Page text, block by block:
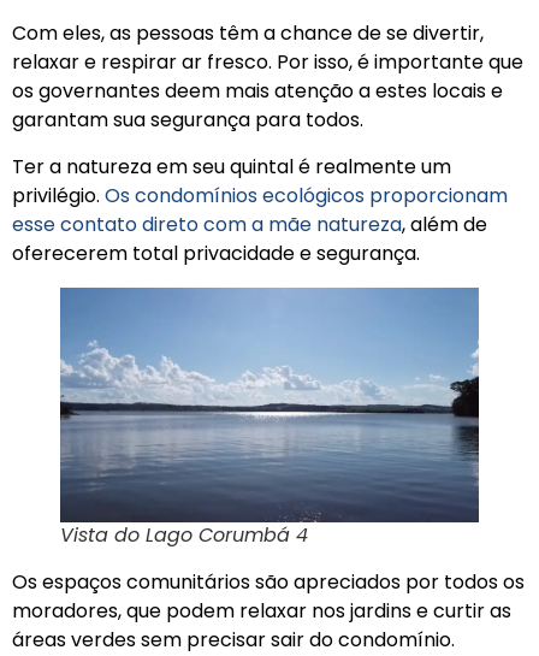
Com eles, as pessoas têm a chance de se divertir,
relaxar e respirar ar fresco. Por isso, é importante que
os governantes deem mais atenção a estes locais e
garantam sua segurança para todos.
Ter a natureza em seu quintal é realmente um
privilégio. Os condomínios ecológicos proporcionam
esse contato direto com a mãe natureza, além de
oferecerem total privacidade e segurança.
Vista do Lago Corumbá 4
Os espaços comunitários são apreciados por todos os
moradores, que podem relaxar nos jardins e curtir as
áreas verdes sem precisar sair do condomínio.